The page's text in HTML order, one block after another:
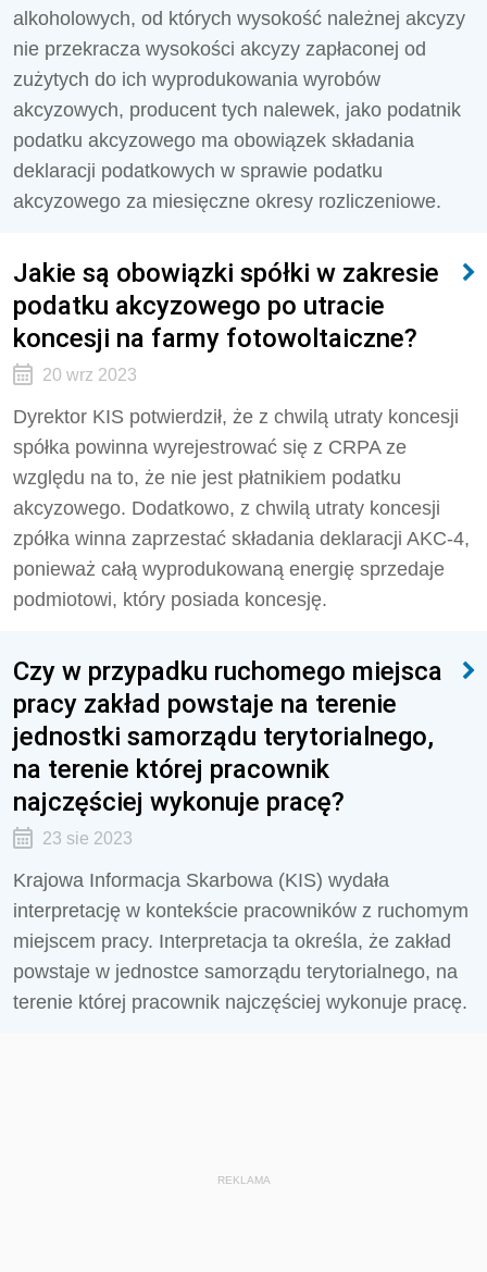
alkoholowych, od których wysokość należnej akcyzy
nie przekracza wysokości akcyzy zapłaconej od
zużytych do ich wyprodukowania wyrobów
akcyzowych, producent tych nalewek, jako podatnik
podatku akcyzowego ma obowiązek składania
deklaracji podatkowych w sprawie podatku
akcyzowego za miesięczne okresy rozliczeniowe.
Jakie są obowiązki spółki w zakresie
podatku akcyzowego po utracie
koncesji na farmy fotowoltaiczne?
20 wrz 2023
Dyrektor KIS potwierdził, że z chwilą utraty koncesji
spółka powinna wyrejestrować się z CRPA ze
względu na to, że nie jest płatnikiem podatku
akcyzowego. Dodatkowo, z chwilą utraty koncesji
zpółka winna zaprzestać składania deklaracji AKC-4,
ponieważ całą wyprodukowaną energię sprzedaje
podmiotowi, który posiada koncesję.
Czy w przypadku ruchomego miejsca
pracy zakład powstaje na terenie
jednostki samorządu terytorialnego,
na terenie której pracownik
najczęściej wykonuje pracę?
23 sie 2023
Krajowa Informacja Skarbowa (KIS) wydała
interpretację w kontekście pracowników z ruchomym
miejscem pracy. Interpretacja ta określa, że zakład
powstaje w jednostce samorządu terytorialnego, na
terenie której pracownik najczęściej wykonuje pracę.
REKLAMA